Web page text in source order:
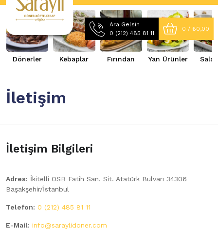
Ara Gelsin
0 (212) 485 81 11
0 / ₺0,00
Dönerler Kebaplar Fırından Yan Ürünler
İletişim
İletişim Bilgileri
Adres: İkitelli OSB Fatih San. Sit. Atatürk Bulvarı 34306
Başakşehir/İstanbul
Telefon: 0 (212) 485 81 11
E-Mail: info@saraylidoner.com